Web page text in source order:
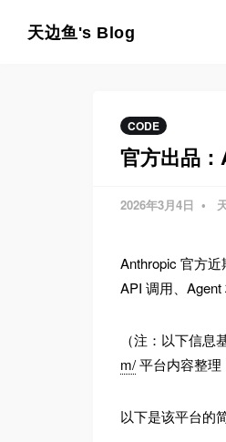
天边鱼's Blog
CODE
官方出品
2026年3月4日
Anthropic 官方
API 调用、Agent
（注：以下信
m/平台内容整理
以下是该平台的